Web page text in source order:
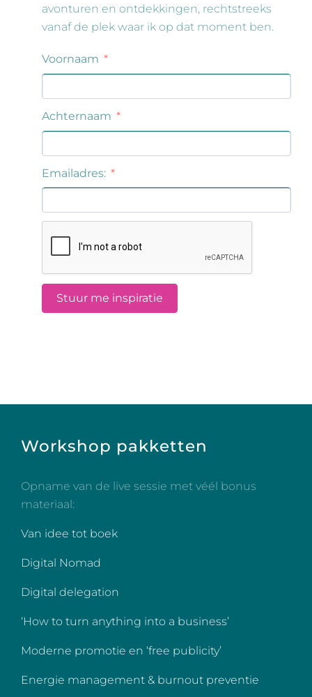
avonturen en ontdekkingen, rechtstreeks
vanaf de plek waar ik op dat moment ben.
Workshop pakketten
Opname van de live sessie met véél bonus
materiaal:
Van idee tot boek
Digital Nomad
Digital delegation
‘How to turn anything into a business’
Moderne promotie en ‘free publicity’
Energie management & burnout preventie